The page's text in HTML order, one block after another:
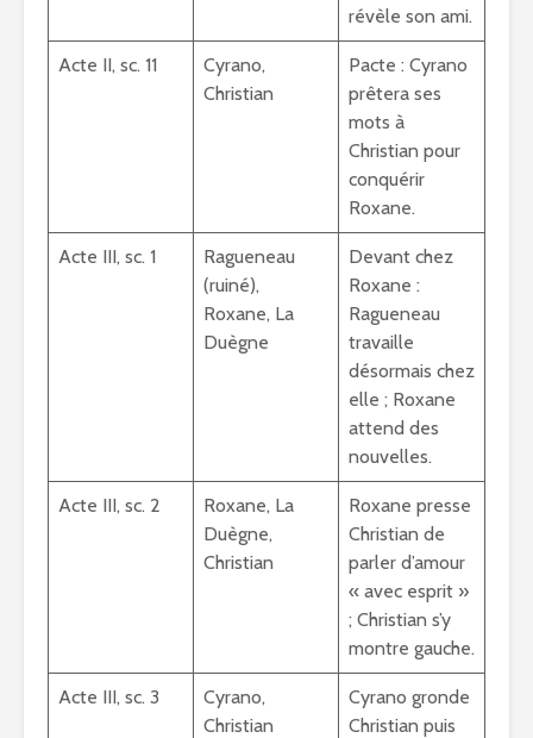
révèle son ami.
Acte II, sc. 11
Cyrano,
Christian
Pacte : Cyrano
prêtera ses
mots à
Christian pour
conquérir
Roxane.
Acte III, sc. 1
Ragueneau
(ruiné),
Roxane, La
Duègne
Devant chez
Roxane :
Ragueneau
travaille
désormais chez
elle ; Roxane
attend des
nouvelles.
Acte III, sc. 2
Roxane, La
Duègne,
Christian
Roxane presse
Christian de
parler d’amour
« avec esprit »
; Christian s’y
montre gauche.
Acte III, sc. 3
Cyrano,
Christian
Cyrano gronde
Christian puis